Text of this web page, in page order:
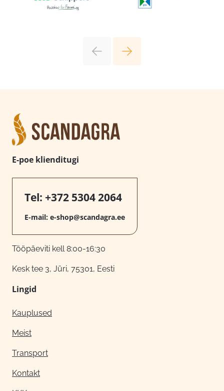
E-poe klienditugi
Tel: +372 5304 2064
E-mail: e-shop@scandagra.ee
Tööpäeviti kell 8:00-16:30
Kesk tee 3, Jüri, 75301, Eesti
Lingid
Kauplused
Meist
Transport
Kontakt